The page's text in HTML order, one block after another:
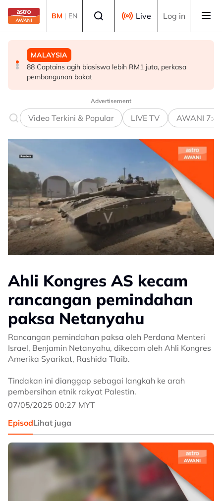
Skip to main content
BM | EN Live Log in
MALAYSIA
88 Captains agih biasiswa lebih RM1 juta, perkasa
pembangunan bakat
MALAYSIA
Tiga tahun berturut-turut, Astro AWANI ungguli
Program Media Pelancongan Terbaik
MALAYSIA
Perkahwinan tidak daftar jejas hak anak, kebajikan
keluarga - Zulkifli
Advertisement
Video Terkini & Popular LIVE TV AWANI
Ahli Kongres AS kecam
rancangan pemindahan
paksa Netanyahu
Rancangan pemindahan paksa oleh Perdana Menteri
Israel, Benjamin Netanyahu, dikecam oleh Ahli Kongres
Amerika Syarikat, Rashida Tlaib.
Tindakan ini dianggap sebagai langkah ke arah
pembersihan etnik rakyat Palestin.
07/05/2025 00:27 MYT
EpisodLihat juga